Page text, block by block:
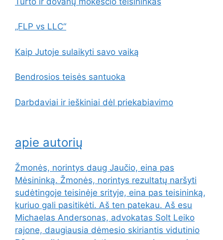
„FLP vs LLC“
Kaip Jutoje sulaikyti savo vaiką
Bendrosios teisės santuoka
Darbdaviai ir ieškiniai dėl priekabiavimo
apie autorių
Žmonės, norintys daug Jaučio, eina pas
Mėsininką. Žmonės, norintys rezultatų naršyti
sudėtingoje teisinėje srityje, eina pas teisininką,
kuriuo gali pasitikėti. Aš ten patekau. Aš esu
Michaelas Andersonas, advokatas Solt Leiko
rajone, daugiausia dėmesio skiriantis vidutinio